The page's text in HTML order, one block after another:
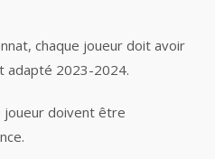
chaque joueur doit avoir
adapté 2023-2024.
joueur doivent être